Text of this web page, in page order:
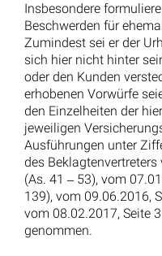
Insbesondere
Beschwerden für
Zumindest sei er der
sich hier nicht hinter
oder den Kunden
erhobenen Vorwürfe
den Einzelheiten der
jeweiligen
Ausführungen unter
des Beklagtenvertreters
(As. 41 ‒ 53), vom
139), vom 09.06.2016,
vom 08.02.2017, Seite
genommen.